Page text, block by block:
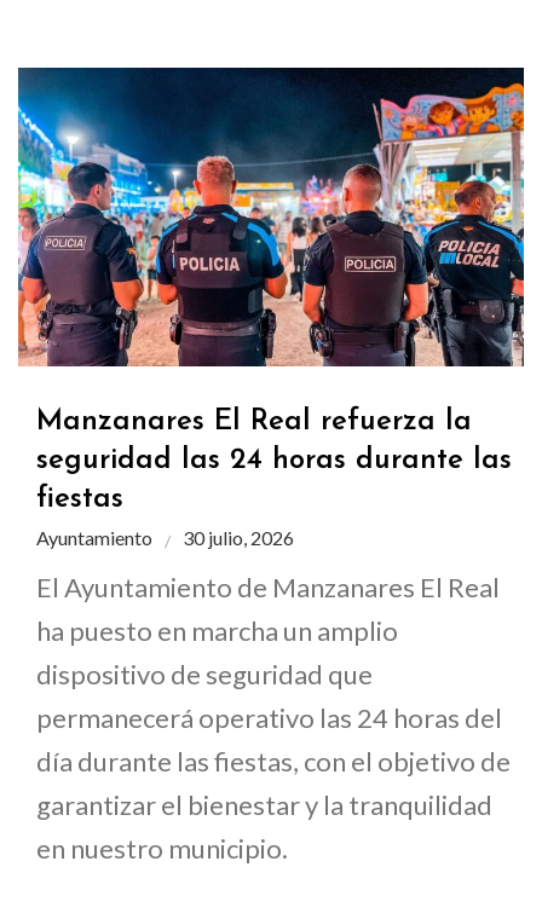
Manzanares El Real refuerza la
seguridad las 24 horas durante las
fiestas
Ayuntamiento 30 julio, 2026
El Ayuntamiento de Manzanares El Real
ha puesto en marcha un amplio
dispositivo de seguridad que
permanecerá operativo las 24 horas del
día durante las fiestas, con el objetivo de
garantizar el bienestar y la tranquilidad
en nuestro municipio.